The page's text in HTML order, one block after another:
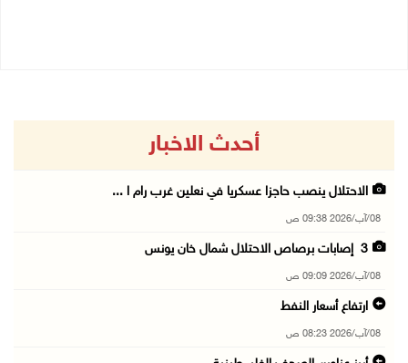
أحدث الاخبار
الاحتلال ينصب حاجزا عسكريا في نعلين غرب رام ا ...
08/آب/2026 09:38 ص
3 إصابات برصاص الاحتلال شمال خان يونس
08/آب/2026 09:09 ص
ارتفاع أسعار النفط
08/آب/2026 08:23 ص